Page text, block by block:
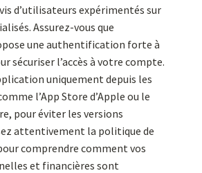
d’utilisateurs expérimentés sur
Assurez-vous que
une authentification forte à
sécuriser l’accès à votre compte.
uniquement depuis les
l’App Store d’Apple ou le
pour éviter les versions
attentivement la politique de
comprendre comment vos
et financières sont